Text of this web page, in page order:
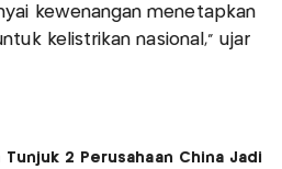
kewenangan menetapkan
kelistrikan nasional,” ujar
Tunjuk 2 Perusahaan China Jadi